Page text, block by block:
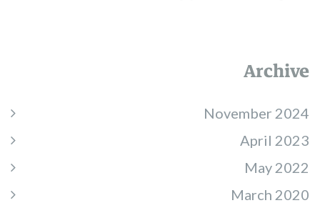
Archive
November 2024
April 2023
May 2022
March 2020